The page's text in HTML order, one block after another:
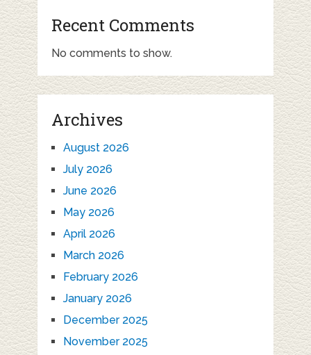
Recent Comments
No comments to show.
Archives
August 2026
July 2026
June 2026
May 2026
April 2026
March 2026
February 2026
January 2026
December 2025
November 2025